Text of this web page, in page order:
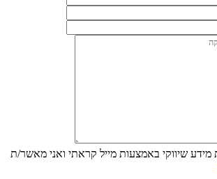
שיווקי באמצעות מייל קראתי ואני מאשר/ת